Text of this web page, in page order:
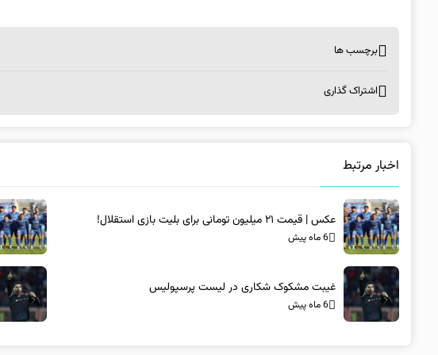
برچسب ها
اشتراک گذاری
اخبار مرتبط
عکس | قیمت ۲۱ میلیون تومانی برای بلیت بازی استقلال!
6 ماه پیش
غیبت مشکوک شکاری در لیست پرسپولیس
6 ماه پیش